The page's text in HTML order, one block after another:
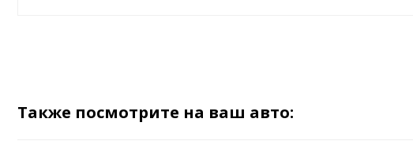
Также посмотрите на ваш авто: